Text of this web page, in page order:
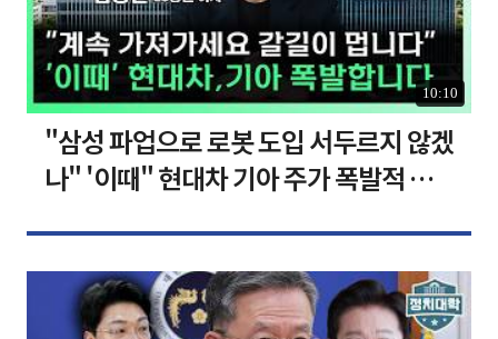
10:10
"삼성 파업으로 로봇 도입 서두르지 않겠
나" '이때" 현대차 기아 주가 폭발적 성